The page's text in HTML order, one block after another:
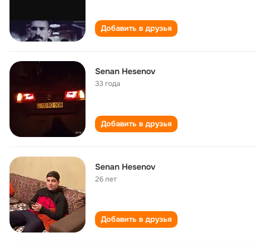
Добавить в друзья
Senan Hesenov
33 года
Добавить в друзья
Senan Hesenov
26 лет
Добавить в друзья